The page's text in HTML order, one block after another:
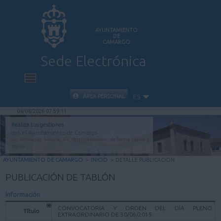
AYUNTAMIENTO
DE
CAMARGO
Sede Electrónica
INICIO
INFORMACIÓN PÚBLICA
CARPETA CIUDADANA
VALIDACIÓN DE DOCUMENTOS
ÁREA PERSONAL ES
09/08/2026 07:59:11
Realiza tus gestiones
con el Ayuntamiento de Camargo
AYUNTAMIENTO DE CAMARGO > INICIO > DETALLE PUBLICACIÓN
PUBLICACIÓN DE TABLÓN
Información
Título
CONVOCATORIA Y ORDEN DEL DÍA PLENO
EXTRAORDINARIO DE 30/06/2015